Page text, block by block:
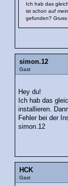
Ich hab das
ist schon auf
gefunden? Gruss
simon.12
Gast
Hey du!
Ich hab das
installieren.
Fehler bei der
simon.12
HCK
Gast